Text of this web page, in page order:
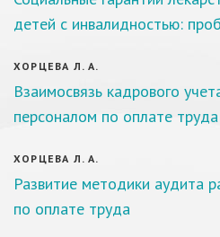
детей с инвалидностью:
ХОРЦЕВА Л. А.
Взаимосвязь кадрового
персоналом по оплате труда
ХОРЦЕВА Л. А.
Развитие методики аудита
по оплате труда